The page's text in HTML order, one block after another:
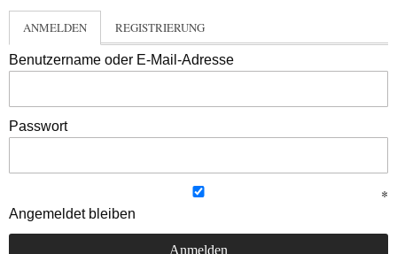
ANMELDEN REGISTRIERUNG
Benutzername oder E-Mail-Adresse
Passwort
Angemeldet bleiben